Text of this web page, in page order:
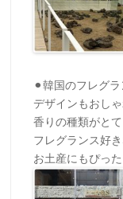
⚫︎韓国のフレグ
デザインもおし
香りの種類がと
フレグランス好